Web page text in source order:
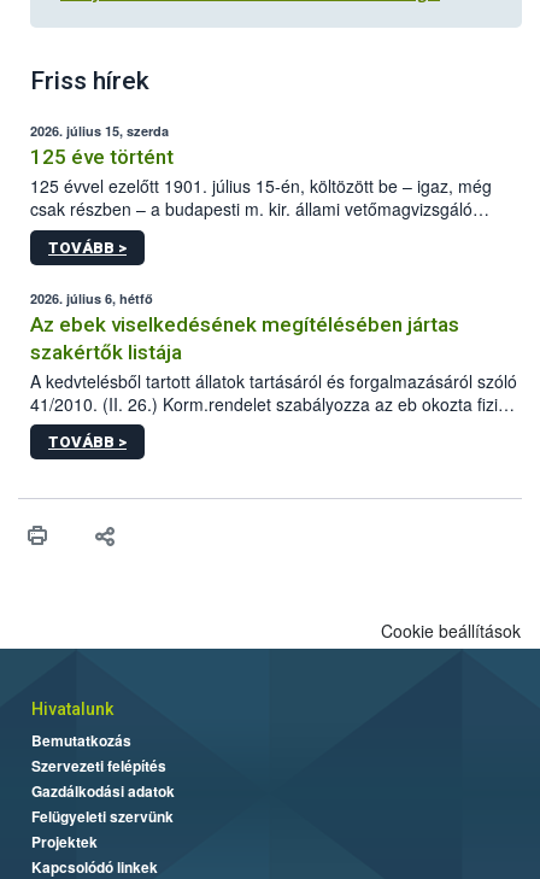
Friss hírek
2026. július 15, szerda
125 éve történt
125 évvel ezelőtt 1901. július 15-én, költözött be – igaz, még
csak részben – a budapesti m. kir. állami vetőmagvizsgáló
állomás a Kis Rókus utca 15. szám alatti, Czigler Győző által
tervezett új épületébe.
TOVÁBB >
2026. július 6, hétfő
Az ebek viselkedésének megítélésében jártas
szakértők listája
A kedvtelésből tartott állatok tartásáról és forgalmazásáról szóló
41/2010. (II. 26.) Korm.rendelet szabályozza az eb okozta fizikai
sérülés, illetve ennek veszélye keletkezésekor felmerülő
hatósági feladatokat, valamint a veszélyes eb tartását és annak
vonni az ebek viselkedésének megítélésében jártas szakértőt.
TOVÁBB >
Cookie beállítások
Hivatalunk
Bemutatkozás
Szervezeti felépítés
Gazdálkodási adatok
Felügyeleti szervünk
Projektek
Kapcsolódó linkek